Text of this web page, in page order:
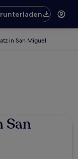
in San Miguel
San